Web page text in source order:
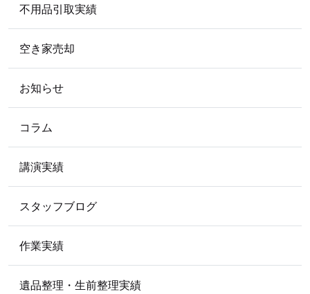
不用品引取実績
空き家売却
お知らせ
コラム
講演実績
スタッフブログ
作業実績
遺品整理・生前整理実績